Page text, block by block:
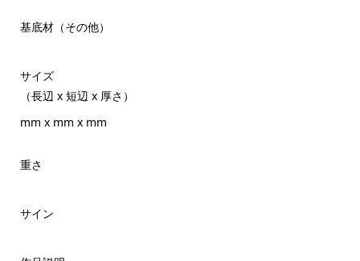
基底材（その他）
サイズ
（長辺 x 短辺 x 厚さ）
mm x mm x mm
重さ
サイン